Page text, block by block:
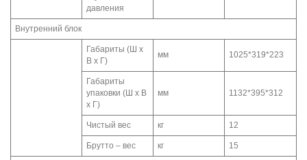
давления
Внутренний блок
Габариты (Ш x
В x Г)
мм 1025*319*223
Габариты
упаковки (Ш x В
x Г)
мм 1132*395*312
Чистый вес кг 12
Брутто – вес кг 15